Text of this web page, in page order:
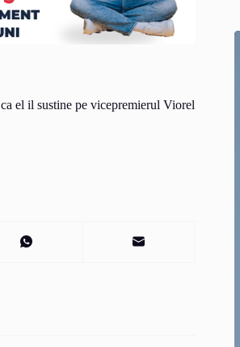
el il sustine pe vicepremierul Viorel